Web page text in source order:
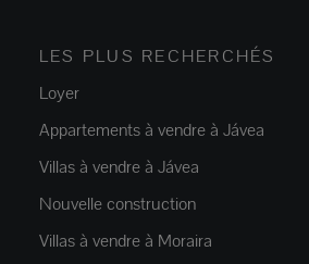
LES PLUS RECHERCHÉS
Loyer
Appartements à vendre à Jávea
Villas à vendre à Jávea
Nouvelle construction
Villas à vendre à Moraira